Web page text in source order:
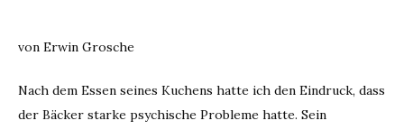
von Erwin Grosche
Nach dem Essen seines Kuchens hatte ich den Eindruck, dass
der Bäcker starke psychische Probleme hatte. Sein